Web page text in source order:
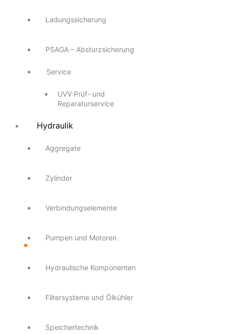
Ladungssicherung
PSAGA – Absturzsicherung
Service
UVV Prüf- und
Reparaturservice
Hydraulik
Aggregate
Zylinder
Verbindungselemente
Pumpen und Motoren
Hydraulische Komponenten
Filtersysteme und Ölkühler
Speichertechnik